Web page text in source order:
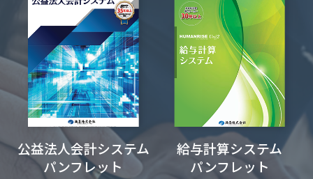
公益法人会計システム
パンフレット
給与計算システム
パンフレット